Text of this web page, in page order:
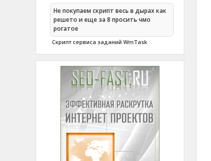
Не покупаем скрипт весь в дырах как
решето и еще за 8 просить чмо
рогатое
Cкрипт сервиса заданий WmTask